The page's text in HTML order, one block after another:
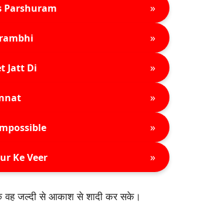
Parshuram »
»
Jatt Di »
»
»
Ke Veer »
वह जल्दी से आकाश से शादी कर सके।